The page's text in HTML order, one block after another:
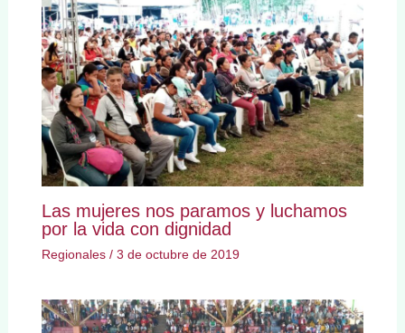
Las mujeres nos paramos y luchamos
por la vida con dignidad
Regionales/ 3 de octubre de 2019